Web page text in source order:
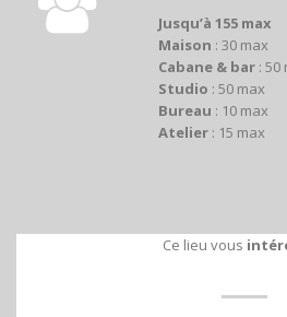
Jusqu’à 155 max
Maison : 30 max
Cabane & bar : 50
Studio : 50 max
Bureau : 10 max
Atelier : 15 max
Ce lieu vous